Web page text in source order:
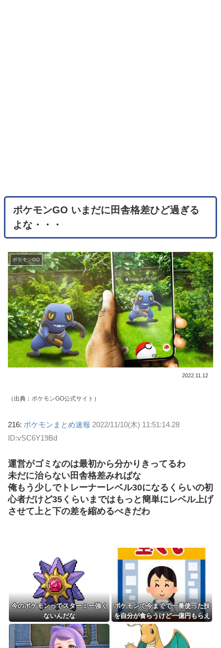
ポケモンGO いまだに田舎格差ひど過ぎる
よな・・・
ポケモンGO
2022.11.12
（出典： ポケモンGO公式サイト ）
216: ポケモンまとめ速報 2022/11/10(木) 11:51:14.28
ID:vSC6Y19Bd
運営がゴミなのは最初から分かりきってるわ
未だに治らない田舎格差みればな
俺もう少しでトレーナーレベル30になるくらいの初
心者だけど35くらいまではもっと簡単にレベル上げ
させて上と下の差を縮めるべきだわ
今のポケモンってスターミー強く
ないんだな
ポケモンで今までで一番使った技
を自分が食らうけど一億円もらえ
るボタン